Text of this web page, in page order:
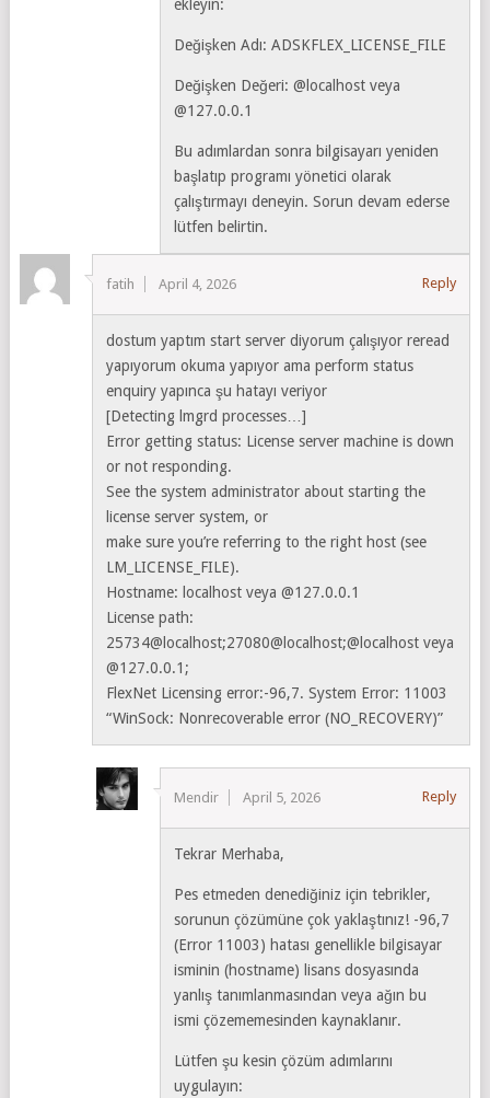
ekleyin:
Değişken Adı: ADSKFLEX_LICENSE_FILE
Değişken Değeri: @localhost veya
@127.0.0.1
Bu adımlardan sonra bilgisayarı yeniden
başlatıp programı yönetici olarak
çalıştırmayı deneyin. Sorun devam ederse
lütfen belirtin.
fatih April 4, 2026 Reply
dostum yaptım start server diyorum çalışıyor reread
yapıyorum okuma yapıyor ama perform status
enquiry yapınca şu hatayı veriyor
[Detecting lmgrd processes…]
Error getting status: License server machine is down
or not responding.
See the system administrator about starting the
license server system, or
make sure you’re referring to the right host (see
LM_LICENSE_FILE).
Hostname: localhost veya @127.0.0.1
License path:
25734@localhost;27080@localhost;@localhost veya
@127.0.0.1;
FlexNet Licensing error:-96,7. System Error: 11003
“WinSock: Nonrecoverable error (NO_RECOVERY)”
Mendir April 5, 2026 Reply
Tekrar Merhaba,
Pes etmeden denediğiniz için tebrikler,
sorunun çözümüne çok yaklaştınız! -96,7
(Error 11003) hatası genellikle bilgisayar
isminin (hostname) lisans dosyasında
yanlış tanımlanmasından veya ağın bu
ismi çözememesinden kaynaklanır.
Lütfen şu kesin çözüm adımlarını
uygulayın: